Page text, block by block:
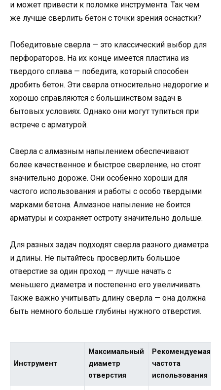
и может привести к поломке инструмента. Так чем
же лучше сверлить бетон с точки зрения оснастки?
Победитовые сверла — это классический выбор для
перфораторов. На их конце имеется пластина из
твердого сплава — победита, который способен
дробить бетон. Эти сверла относительно недорогие и
хорошо справляются с большинством задач в
бытовых условиях. Однако они могут тупиться при
встрече с арматурой.
Сверла с алмазным напылением обеспечивают
более качественное и быстрое сверление, но стоят
значительно дороже. Они особенно хороши для
частого использования и работы с особо твердыми
марками бетона. Алмазное напыление не боится
арматуры и сохраняет остроту значительно дольше.
Для разных задач подходят сверла разного диаметра
и длины. Не пытайтесь просверлить большое
отверстие за один проход — лучше начать с
меньшего диаметра и постепенно его увеличивать.
Также важно учитывать длину сверла — она должна
быть немного больше глубины нужного отверстия.
Инструмент
Максимальный
диаметр
отверстия
Рекомендуемая
частота
использования